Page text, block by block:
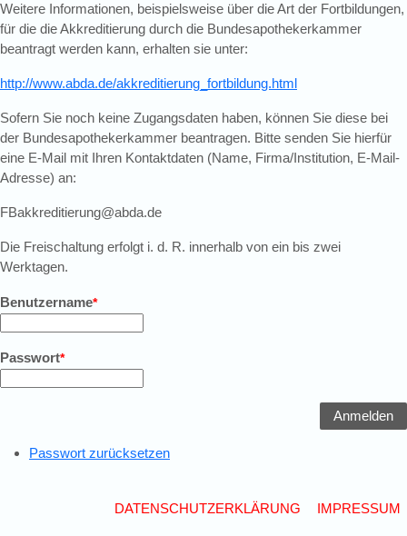
Weitere Informationen, beispielsweise über die Art der Fortbildungen,
für die die Akkreditierung durch die Bundesapothekerkammer
beantragt werden kann, erhalten sie unter:
http://www.abda.de/akkreditierung_fortbildung.html
Sofern Sie noch keine Zugangsdaten haben, können Sie diese bei
der Bundesapothekerkammer beantragen. Bitte senden Sie hierfür
eine E-Mail mit Ihren Kontaktdaten (Name, Firma/Institution, E-Mail-
Adresse) an:
FBakkreditierung@abda.de
Die Freischaltung erfolgt i. d. R. innerhalb von ein bis zwei
Werktagen.
Benutzername
Passwort
Passwort zurücksetzen
Footer menuDATENSCHUTZERKLÄRUNG IMPRESSUM